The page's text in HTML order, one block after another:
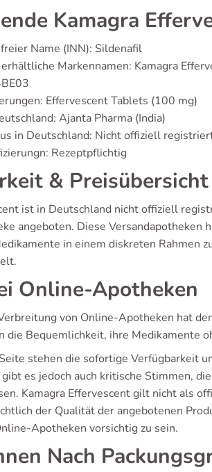
Kamagra
Name (INN): Sildenafil
Markennamen: Kamagra
Effervescent Tablets (100 mg)
Ajanta Pharma (India)
in Deutschland: Nicht offiziell
Rezeptpflichtig
& Preisübersicht
ist in Deutschland nicht offiziell
angeboten. Diese Versandapotheken
in einem diskreten Rahmen
Online-Apotheken
von Online-Apotheken hat
die Bequemlichkeit, ihre Medikamente
stehen die sofortige Verfügbarkeit
es jedoch auch kritische Stimmen,
Kamagra Effervescent gilt nicht als
der Qualität der angebotenen
Apotheken vorsichtig zu sein.
Nach